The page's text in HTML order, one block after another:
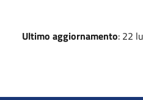
Ultimo aggiornamento: 22